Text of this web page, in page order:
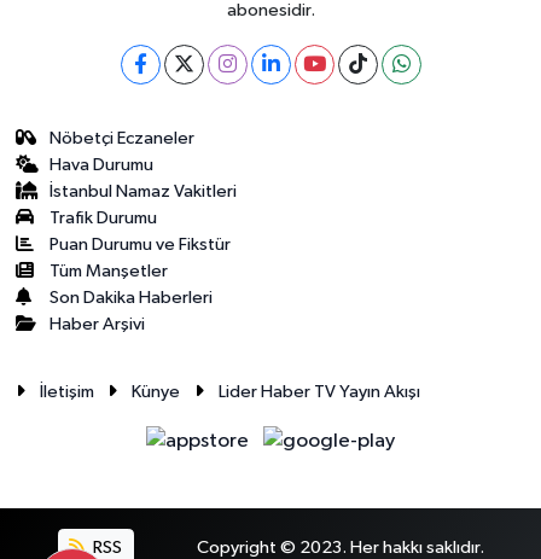
abonesidir.
Nöbetçi Eczaneler
Hava Durumu
İstanbul Namaz Vakitleri
Trafik Durumu
Puan Durumu ve Fikstür
Tüm Manşetler
Son Dakika Haberleri
Haber Arşivi
İletişim Künye Lider Haber TV Yayın Akışı
RSS Copyright © 2023. Her hakkı saklıdır.